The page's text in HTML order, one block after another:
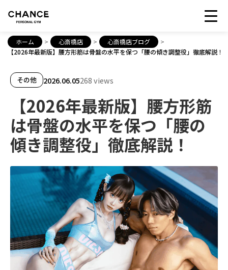
ホーム > 心斎橋店 > 心斎橋店ブログ
>
【2026年最新版】腰方形筋は骨盤の水平を保つ「腰の傾き調整役」徹底解説！
その他 2026.06.05268 views
【2026年最新版】腰方形筋
は骨盤の水平を保つ「腰の
傾き調整役」徹底解説！